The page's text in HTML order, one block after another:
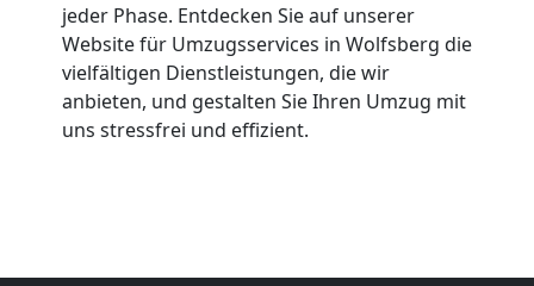
jeder Phase. Entdecken Sie auf unserer
Website für Umzugsservices in Wolfsberg die
vielfältigen Dienstleistungen, die wir
anbieten, und gestalten Sie Ihren Umzug mit
uns stressfrei und effizient.